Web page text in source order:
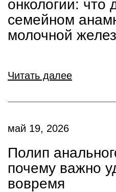
онкологии: что
семейном
молочной
Читать далее
май 19, 2026
Полип
почему важно
вовремя